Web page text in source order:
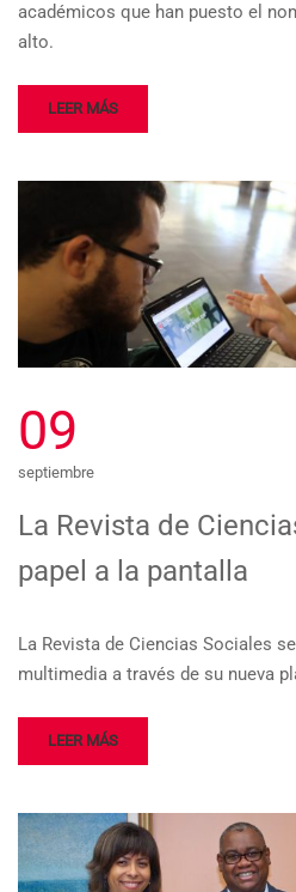
académicos que han puesto el
alto.
LEER MÁS
09
septiembre
La Revista de
papel a la pantalla
La Revista de Ciencias Sociales
multimedia a través de su nueva
LEER MÁS